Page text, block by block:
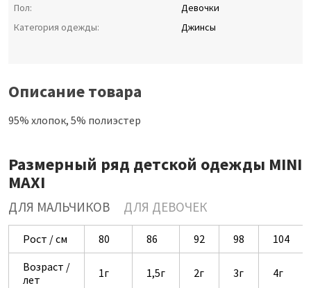
Пол:
Девочки
Категория одежды:
Джинсы
Описание товара
95% хлопок, 5% полиэстер
Размерный ряд детской одежды MINI
MAXI
ДЛЯ МАЛЬЧИКОВ ДЛЯ ДЕВОЧЕК
Рост / см 80 86 92 98
104
Возраст /
лет
1г 1,5г 2г 3г 4г